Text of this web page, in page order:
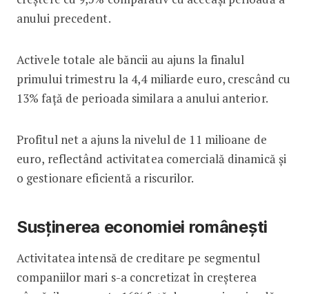
anului precedent.
Activele totale ale băncii au ajuns la finalul
primului trimestru la 4,4 miliarde euro, crescând cu
13% față de perioada similara a anului anterior.
Profitul net a ajuns la nivelul de 11 milioane de
euro, reflectând activitatea comercială dinamică și
o gestionare eficientă a riscurilor.
Susținerea economiei românești
Activitatea intensă de creditare pe segmentul
companiilor mari s-a concretizat în creșterea